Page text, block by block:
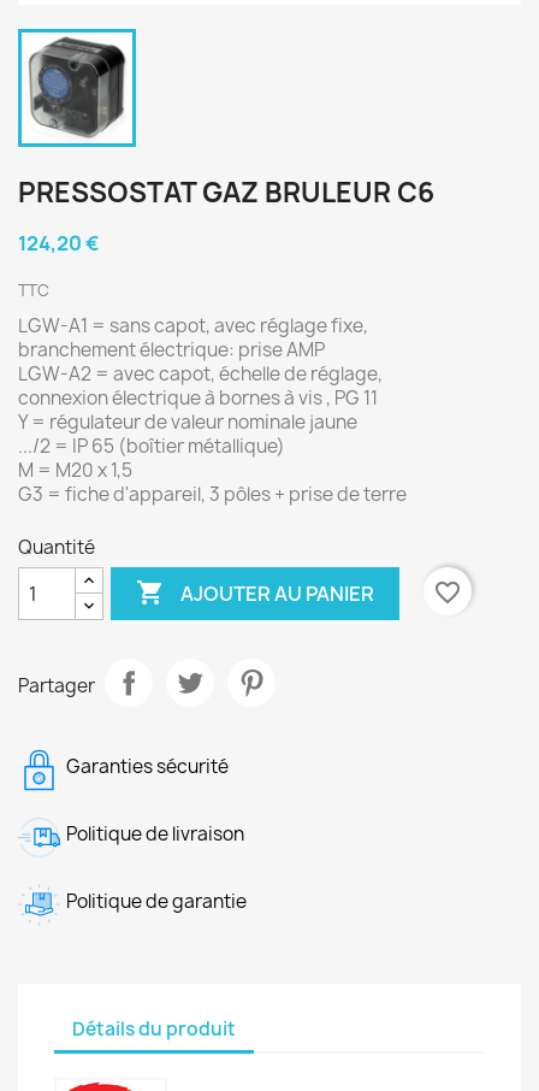
PRESSOSTAT GAZ BRULEUR C6
124,20 €
TTC
LGW-A1 = sans capot, avec réglage fixe,
branchement électrique: prise AMP
LGW-A2 = avec capot, échelle de réglage,
connexion électrique à bornes à vis , PG 11
Y = régulateur de valeur nominale jaune
.../2 = IP 65 (boîtier métallique)
M = M20 x 1,5
G3 = fiche d'appareil, 3 pôles + prise de terre
Quantité
 AJOUTER AU PANIER favorite_border
Partager
Garanties sécurité
Politique de livraison
Politique de garantie
Détails du produit